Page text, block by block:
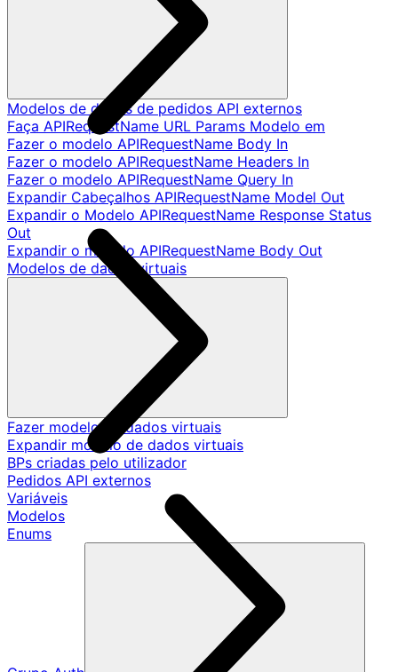
Modelos de dados de pedidos API externos
Faça APIRequestName URL Params Modelo em
Fazer o modelo APIRequestName Body In
Fazer o modelo APIRequestName Headers In
Fazer o modelo APIRequestName Query In
Expandir Cabeçalhos APIRequestName Model Out
Expandir o Modelo APIRequestName Response Status
Out
Expandir o modelo APIRequestName Body Out
Modelos de dados virtuais
Fazer modelo de dados virtuais
Expandir modelo de dados virtuais
BPs criadas pelo utilizador
Pedidos API externos
Variáveis
Modelos
Enums